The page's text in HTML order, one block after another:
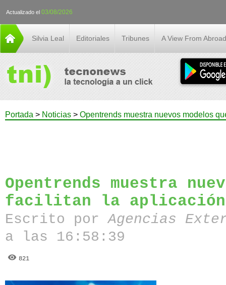
Actualizado el 03/08/2026
Silvia Leal Editoriales Tribunes A View From Abroad
Portada > Noticias > Opentrends muestra nuevos modelos
Opentrends muestra
facilitan la
Escrito porAgencias
a las 16:58:39
821